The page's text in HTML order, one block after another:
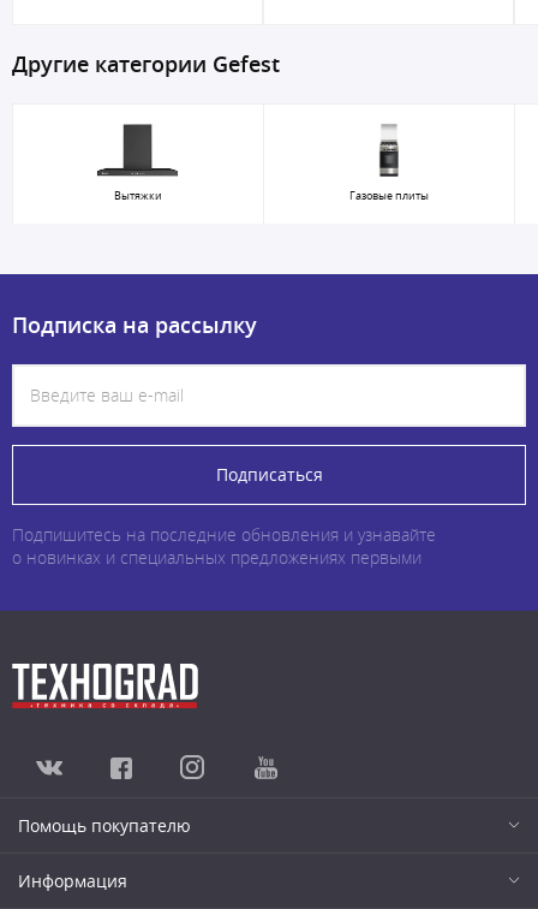
Другие категории Gefest
Вытяжки Газовые плиты
Подписка на рассылку
Подписаться
Подпишитесь на последние обновления и узнавайте
о новинках и специальных предложениях первыми
Помощь покупателю
Информация